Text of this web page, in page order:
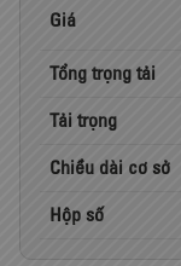
Giá
Tổng trọng tải
Tải trọng
Chiều dài cơ sở
Hộp số